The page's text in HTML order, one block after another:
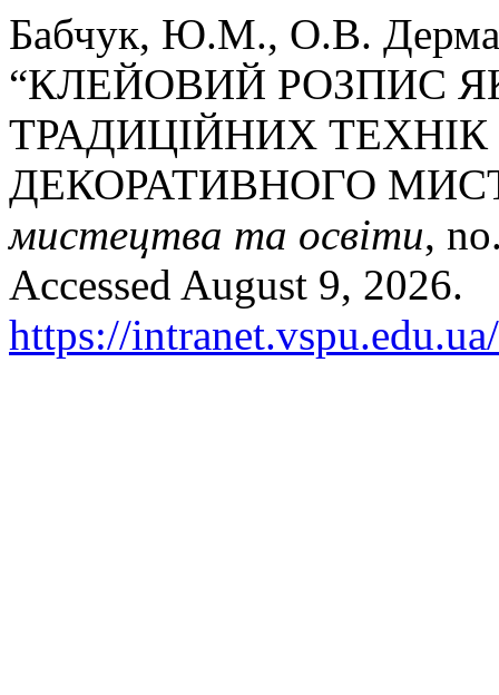
Бабчук, Ю.М., О.В.
“КЛЕЙОВИЙ РОЗПИС
ТРАДИЦІЙНИХ
ДЕКОРАТИВНОГО
мистецтва та освіти,
Accessed August 9, 2026.
https://